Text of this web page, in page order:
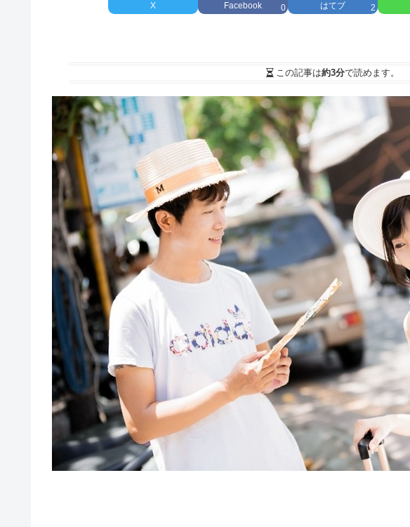
X Facebook 0 はてブ 2
この記事は約3分で読めます。